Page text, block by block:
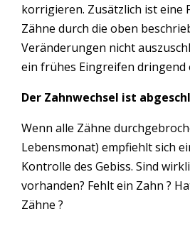
korrigieren. Zusätzlich ist eine
Zähne durch die oben
Veränderungen nicht
ein frühes Eingreifen dringend
Der Zahnwechsel ist
Wenn alle Zähne
Lebensmonat) empfiehlt sich
Kontrolle des Gebiss. Sind
vorhanden? Fehlt ein Zahn ?
Zähne ?